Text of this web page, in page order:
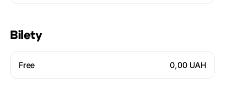
Bilety
Free 0,00 UAH